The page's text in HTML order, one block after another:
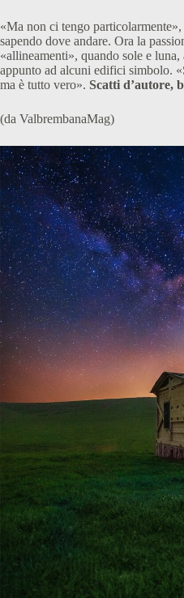
«Ma non ci tengo
sapendo dove andare. Ora la
«allineamenti», quando sole e
appunto ad alcuni edifici simbolo.
ma è tutto vero». Scatti d’autore,
(da ValbrembanaMag)